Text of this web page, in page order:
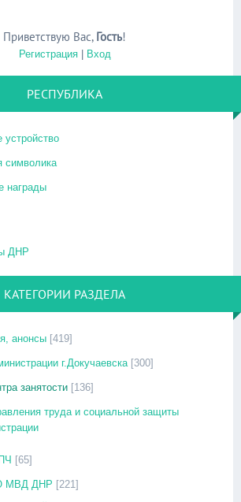
Приветствую Вас, Гость!
Регистрация| Вход
РЕСПУБЛИКА
устройство
символика
награды
ДНР
КАТЕГОРИИ РАЗДЕЛА
анонсы [419]
г.Докучаевска [300]
занятости [136]
труда и социальной защиты
[65]
МВД ДНР [221]